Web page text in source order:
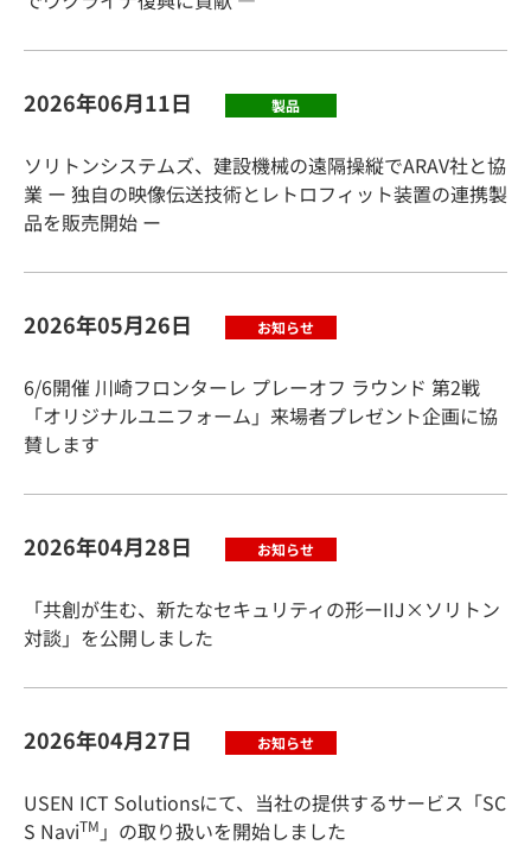
2026年06月11日 製品
ソリトンシステムズ、建設機械の遠隔操縦でARAV社と協
業 ー 独自の映像伝送技術とレトロフィット装置の連携製
品を販売開始 ー
2026年05月26日 お知らせ
6/6開催 川崎フロンターレ プレーオフ ラウンド 第2戦
「オリジナルユニフォーム」来場者プレゼント企画に協
賛します
2026年04月28日 お知らせ
「共創が生む、新たなセキュリティの形ーIIJ×ソリトン
対談」を公開しました
2026年04月27日 お知らせ
USEN ICT Solutionsにて、当社の提供するサービス「SC
S NaviTM 」の取り扱いを開始しました